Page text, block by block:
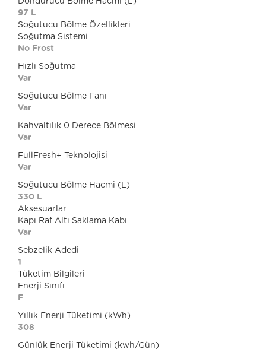
97 L
Soğutucu Bölme Özellikleri
Soğutma Sistemi
No Frost
Hızlı Soğutma
Var
Soğutucu Bölme Fanı
Var
Kahvaltılık 0 Derece Bölmesi
Var
FullFresh+ Teknolojisi
Var
Soğutucu Bölme Hacmi (L)
330 L
Aksesuarlar
Kapı Raf Altı Saklama Kabı
Var
Sebzelik Adedi
1
Tüketim Bilgileri
Enerji Sınıfı
F
Yıllık Enerji Tüketimi (kWh)
308
Günlük Enerji Tüketimi (kwh/Gün)